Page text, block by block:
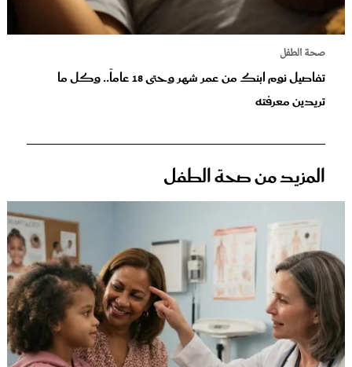
صحة الطفل
تفاصيل نوم ابنك من عمر شهر وحتى 18 عاماً.. وكل ما
تريدين معرفته
المزيد من صحة الطفل